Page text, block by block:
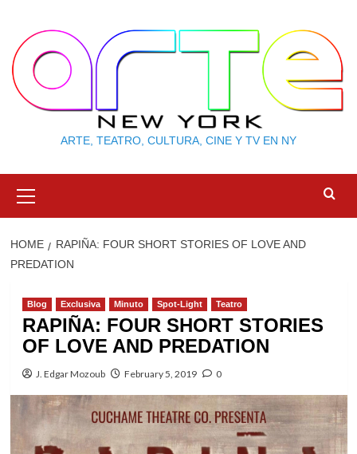
content
ARTE, TEATRO, CULTURA, CINE Y TV EN NY
Menu
HOME
RAPIÑA: FOUR SHORT STORIES OF LOVE AND
PREDATION
Blog Exclusiva Minuto Spot-Light Teatro
RAPIÑA: FOUR SHORT STORIES
OF LOVE AND PREDATION
J. Edgar Mozoub February 5, 2019 0